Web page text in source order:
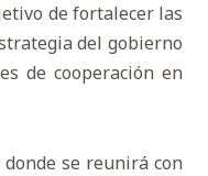
de fortalecer las
del gobierno
de cooperación en
se reunirá con